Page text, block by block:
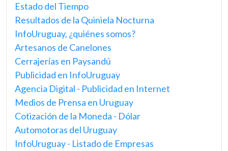
Estado del Tiempo
Resultados de la Quiniela Nocturna
InfoUruguay, ¿quiénes somos?
Artesanos de Canelones
Cerrajerías en Paysandú
Publicidad en InfoUruguay
Agencia Digital - Publicidad en Internet
Medios de Prensa en Uruguay
Cotización de la Moneda - Dólar
Automotoras del Uruguay
InfoUruguay - Listado de Empresas